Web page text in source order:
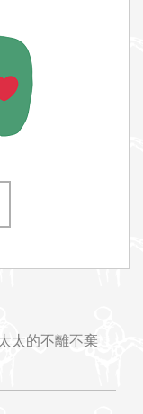
太的不離不棄